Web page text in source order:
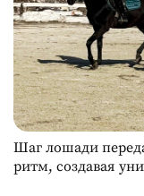
Шаг лошади
ритм, создавая